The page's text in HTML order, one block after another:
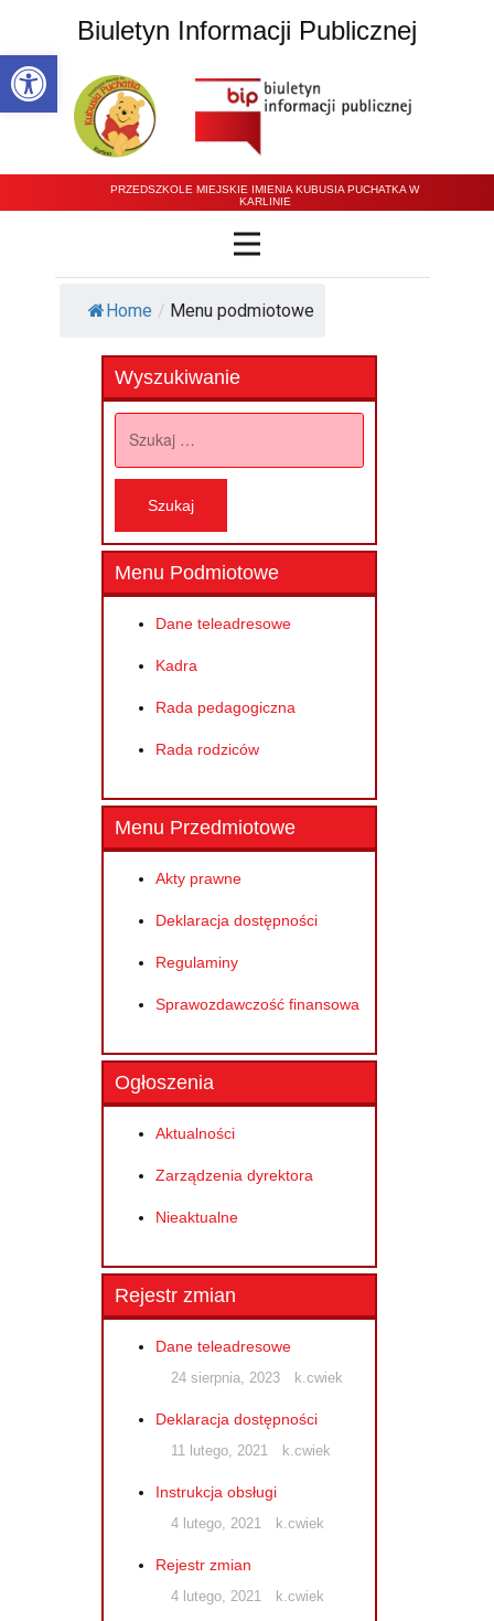
Open toolbar
Biuletyn Informacji Publicznej
PRZEDSZKOLE MIEJSKIE IMIENIA KUBUSIA PUCHATKA W
KARLINIE
Home / Menu podmiotowe
Wyszukiwanie
Menu Podmiotowe
Dane teleadresowe
Kadra
Rada pedagogiczna
Rada rodziców
Menu Przedmiotowe
Akty prawne
Deklaracja dostępności
Regulaminy
Sprawozdawczość finansowa
Ogłoszenia
Aktualności
Zarządzenia dyrektora
Nieaktualne
Rejestr zmian
Dane teleadresowe
24 sierpnia, 2023 k.cwiek
Deklaracja dostępności
11 lutego, 2021 k.cwiek
Instrukcja obsługi
4 lutego, 2021 k.cwiek
Rejestr zmian
4 lutego, 2021 k.cwiek